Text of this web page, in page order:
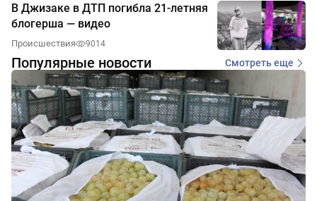
В Джизаке в ДТП погибла 21-летняя
блогерша — видео
Происшествия 9014
Популярные новости Смотреть еще